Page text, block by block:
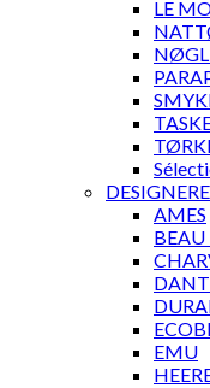
LE
DESIGNERE
AMES
EMU